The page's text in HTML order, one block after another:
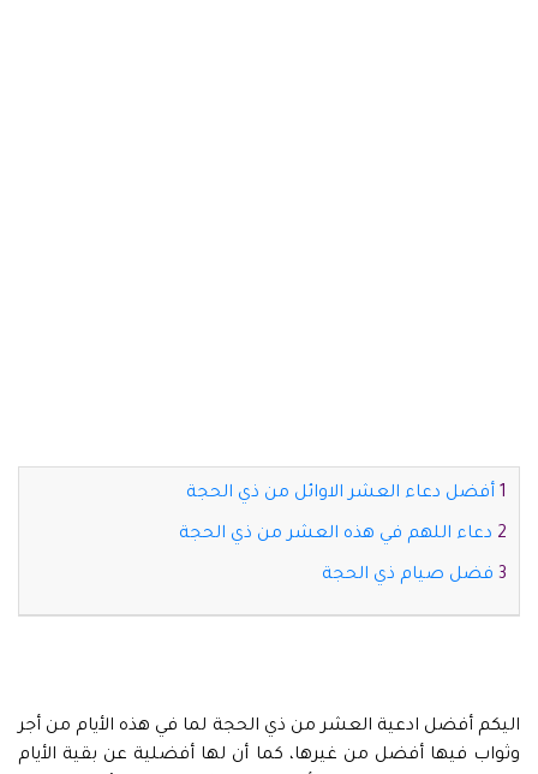
أفضل دعاء العشر الاوائل من ذي الحجة
دعاء اللهم في هذه العشر من ذي الحجة
فضل صيام ذي الحجة
اليكم أفضل ادعية العشر من ذي الحجة لما في هذه الأيام من أجر
وثواب فيها أفضل من غيرها، كما أن لها أفضلية عن بقية الأيام